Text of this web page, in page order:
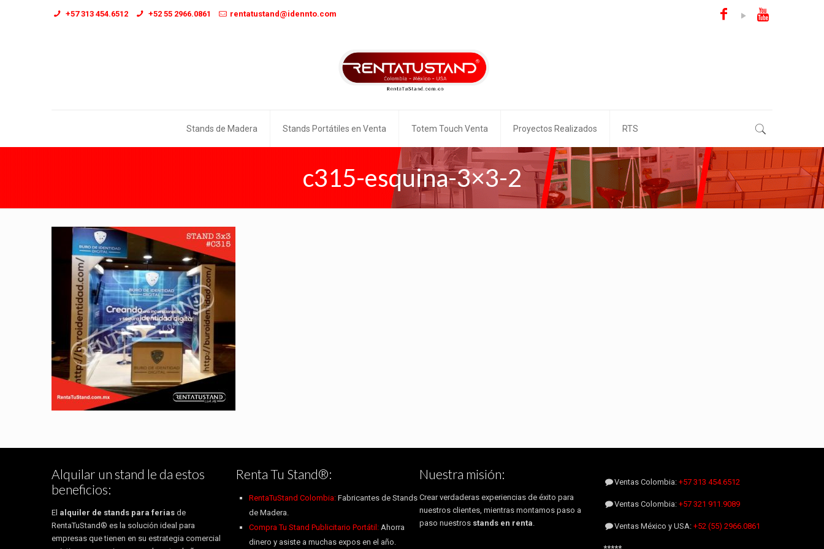
+57 313 454.6512 +52 55 2966.0861 rentatustand@idennto.com
Stands de Madera Stands Portátiles en Venta Totem Touch Venta Proyectos Realizados RTS
c315-esquina-3×3-2
Alquilar un stand le da estos
beneficios:
El alquiler de stands para ferias de
RentaTuStand® es la solución ideal para
empresas que tienen en su estrategia comercial
Renta Tu Stand®:
RentaTuStand Colombia:Fabricantes de Stands
de Madera.
Compra Tu Stand Publicitario Portátil: Ahorra
dinero y asiste a muchas expos en el año.
Nuestra misión:
Crear verdaderas experiencias de éxito para
nuestros clientes, mientras montamos paso a
paso nuestros stands en renta.
Ventas Colombia:+57 313 454.6512
Ventas Colombia:+57 321 911.9089
Ventas México y USA:+52 (55) 2966.0861